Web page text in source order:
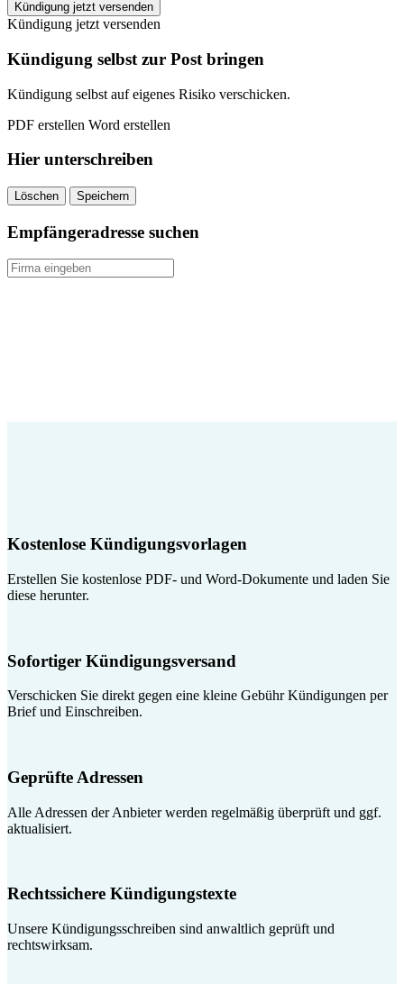
INJOY
Warstein
kündigen
quantity
Kündigung jetzt versenden
Kündigung jetzt versenden
Kündigung selbst zur Post bringen
Kündigung selbst auf eigenes Risiko verschicken.
PDF erstellen Word erstellen
Hier unterschreiben
Löschen Speichern
Empfängeradresse suchen
Kostenlose Kündigungsvorlagen
Erstellen Sie kostenlose PDF- und Word-Dokumente und laden Sie
diese herunter.
Sofortiger Kündigungsversand
Verschicken Sie direkt gegen eine kleine Gebühr Kündigungen per
Brief und Einschreiben.
Geprüfte Adressen
Alle Adressen der Anbieter werden regelmäßig überprüft und ggf.
aktualisiert.
Rechtssichere Kündigungstexte
Unsere Kündigungsschreiben sind anwaltlich geprüft und
rechtswirksam.